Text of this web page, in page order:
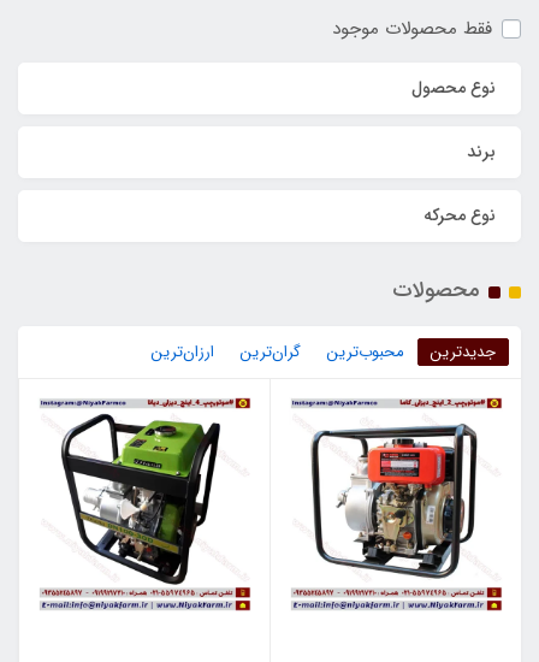
فقط محصولات موجود
نوع محصول
برند
نوع محرکه
محصولات
جدیدترین محبوب‌ترین گران‌ترین ارزان‌ترین